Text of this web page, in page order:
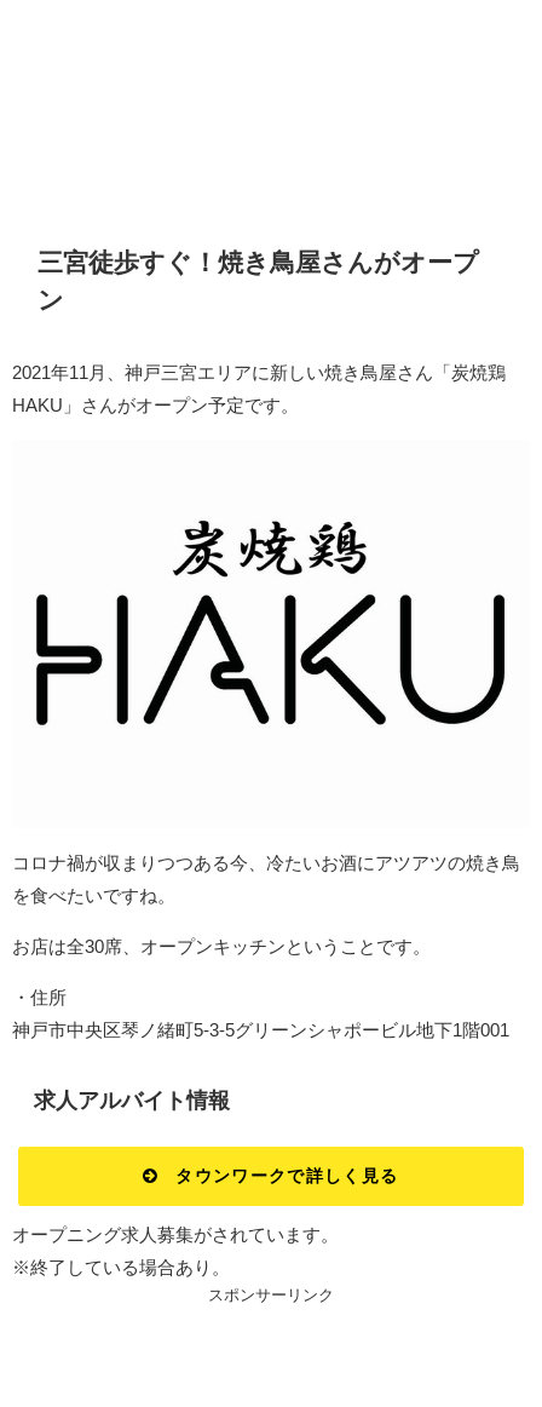
三宮徒歩すぐ！焼き鳥屋さんがオープ
ン
2021年11月、神戸三宮エリアに新しい焼き鳥屋さん「炭焼鶏
HAKU」さんがオープン予定です。
コロナ禍が収まりつつある今、冷たいお酒にアツアツの焼き鳥
を食べたいですね。
お店は全30席、オープンキッチンということです。
・住所
神戸市中央区琴ノ緒町5-3-5グリーンシャポービル地下1階001
求人アルバイト情報
タウンワークで詳しく見る
オープニング求人募集がされています。
※終了している場合あり。
スポンサーリンク